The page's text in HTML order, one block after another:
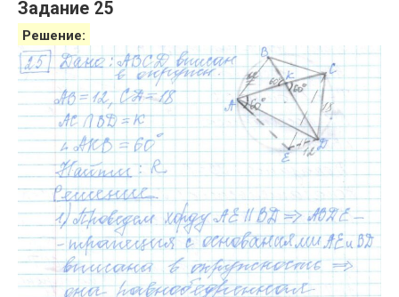
Задание 25
Решение: